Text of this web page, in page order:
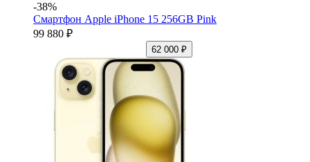
-38%
Смартфон Apple iPhone 15 256GB Pink
99 880 ₽
62 000 ₽